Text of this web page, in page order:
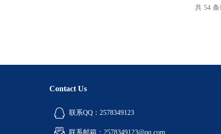
共 54
Contact Us
联系QQ：2578349123
联系邮箱：2578349123@qq.com